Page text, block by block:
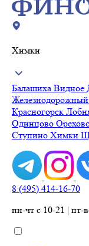
Химки
Балашиха Видное
Железнодорожный
Красногорск
Одинцово
Ступино Химки
8 (495) 414-16-70
пн-чт с 10-21 | пт-